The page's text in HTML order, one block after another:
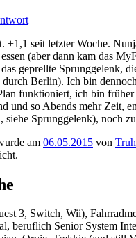
+1,1 seit letzter Woche.
(aber dann kam das
geprellte Sprunggelenk,
Berlin). Ich bin
funktioniert, ich bin
und so Abends mehr Zeit,
siehe Sprunggelenk), noch
am 06.05.2015 von
3, Switch, Wii),
beruflich Senior System